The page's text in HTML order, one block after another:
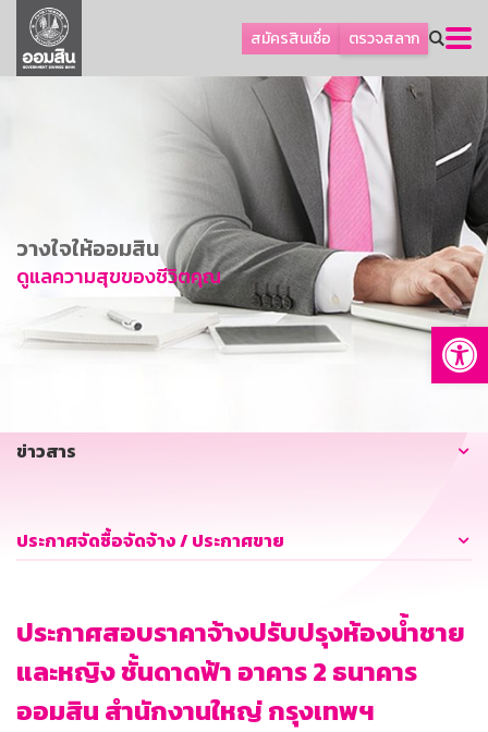
สมัครสินเชื่อ ตรวจสลาก
ลูกค้าธุรกิจ
ลูกค้าผู้ประกอบรายย่อย
การพัฒนาที่ยั่งยืน
ข่าวสาร
บริการทางการเงิน
อื่นๆ
วางใจให้ออมสิน
ดูแลความสุขของชีวิตคุณ
ข่าวสาร
ประกาศจัดซื้อจัดจ้าง / ประกาศขาย
ประกาศสอบราคาจ้างปรับปรุงห้องน้ำชาย
และหญิง ชั้นดาดฟ้า อาคาร 2 ธนาคาร
ออมสิน สำนักงานใหญ่ กรุงเทพฯ